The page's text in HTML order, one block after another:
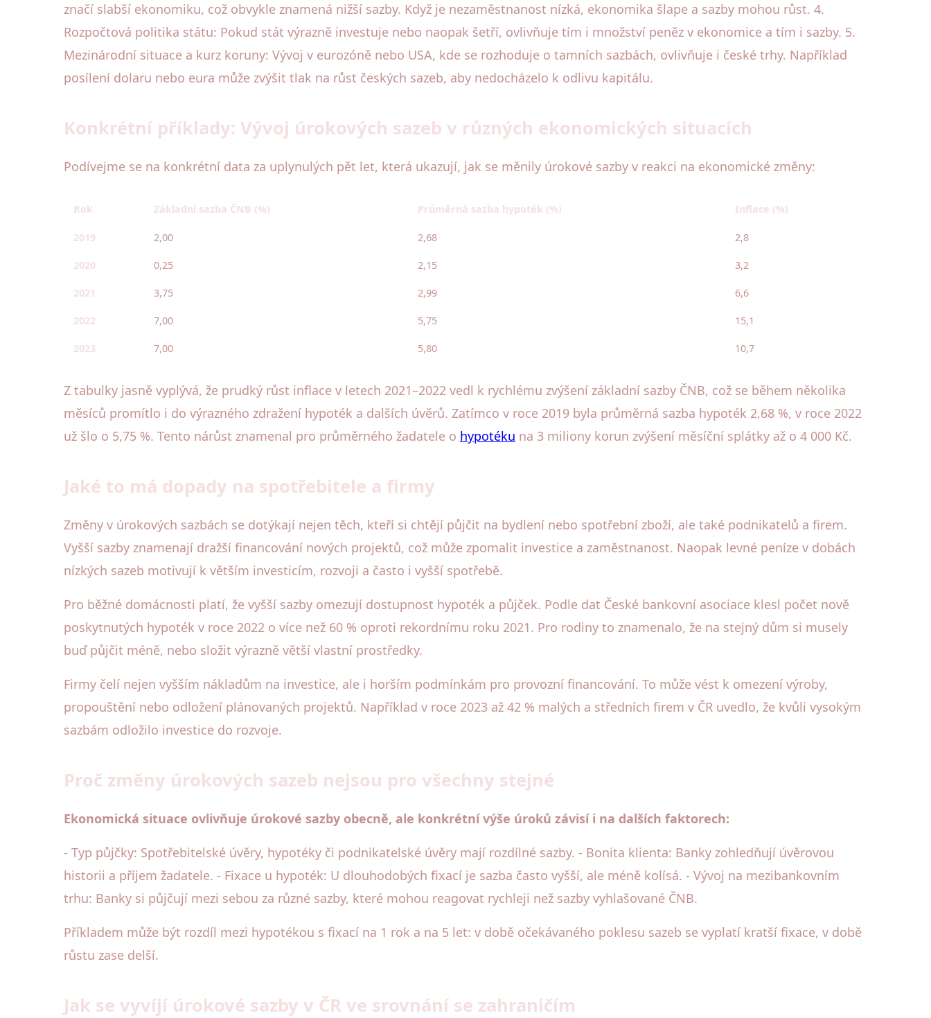
značí slabší ekonomiku, což obvykle znamená nižší sazby. Když je nezaměstnanost nízká, ekonomika šlape a sazby mohou růst. 4.
Rozpočtová politika státu: Pokud stát výrazně investuje nebo naopak šetří, ovlivňuje tím i množství peněz v ekonomice a tím i sazby. 5.
Mezinárodní situace a kurz koruny: Vývoj v eurozóně nebo USA, kde se rozhoduje o tamních sazbách, ovlivňuje i české trhy. Například
posílení dolaru nebo eura může zvýšit tlak na růst českých sazeb, aby nedocházelo k odlivu kapitálu.
Konkrétní příklady: Vývoj úrokových sazeb v různých ekonomických situacích
Podívejme se na konkrétní data za uplynulých pět let, která ukazují, jak se měnily úrokové sazby v reakci na ekonomické změny:
Rok Základní sazba ČNB (%) Průměrná sazba hypoték (%) Inflace (%)
2019 2,00 2,68 2,8
2020 0,25 2,15 3,2
2021 3,75 2,99 6,6
2022 7,00 5,75 15,1
2023 7,00 5,80 10,7
Z tabulky jasně vyplývá, že prudký růst inflace v letech 2021–2022 vedl k rychlému zvýšení základní sazby ČNB, což se během několika
měsíců promítlo i do výrazného zdražení hypoték a dalších úvěrů. Zatímco v roce 2019 byla průměrná sazba hypoték 2,68 %, v roce 2022
už šlo o 5,75 %. Tento nárůst znamenal pro průměrného žadatele o hypotéku na 3 miliony korun zvýšení měsíční splátky až o 4 000 Kč.
Jaké to má dopady na spotřebitele a firmy
Změny v úrokových sazbách se dotýkají nejen těch, kteří si chtějí půjčit na bydlení nebo spotřební zboží, ale také podnikatelů a firem.
Vyšší sazby znamenají dražší financování nových projektů, což může zpomalit investice a zaměstnanost. Naopak levné peníze v dobách
nízkých sazeb motivují k větším investicím, rozvoji a často i vyšší spotřebě.
Pro běžné domácnosti platí, že vyšší sazby omezují dostupnost hypoték a půjček. Podle dat České bankovní asociace klesl počet nově
poskytnutých hypoték v roce 2022 o více než 60 % oproti rekordnímu roku 2021. Pro rodiny to znamenalo, že na stejný dům si musely
buď půjčit méně, nebo složit výrazně větší vlastní prostředky.
Firmy čelí nejen vyšším nákladům na investice, ale i horším podmínkám pro provozní financování. To může vést k omezení výroby,
propouštění nebo odložení plánovaných projektů. Například v roce 2023 až 42 % malých a středních firem v ČR uvedlo, že kvůli vysokým
sazbám odložilo investice do rozvoje.
Proč změny úrokových sazeb nejsou pro všechny stejné
Ekonomická situace ovlivňuje úrokové sazby obecně, ale konkrétní výše úroků závisí i na dalších faktorech:
- Typ půjčky: Spotřebitelské úvěry, hypotéky či podnikatelské úvěry mají rozdílné sazby. - Bonita klienta: Banky zohledňují úvěrovou
historii a příjem žadatele. - Fixace u hypoték: U dlouhodobých fixací je sazba často vyšší, ale méně kolísá. - Vývoj na mezibankovním
trhu: Banky si půjčují mezi sebou za různé sazby, které mohou reagovat rychleji než sazby vyhlašované ČNB.
Příkladem může být rozdíl mezi hypotékou s fixací na 1 rok a na 5 let: v době očekávaného poklesu sazeb se vyplatí kratší fixace, v době
růstu zase delší.
Jak se vyvíjí úrokové sazby v ČR ve srovnání se zahraničím